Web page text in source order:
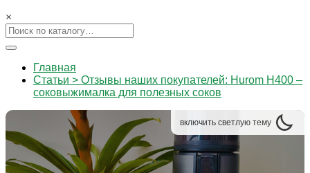
×
Главная
Статьи > Отзывы наших покупателей: Hurom H400 –
соковыжималка для полезных соков
включить светлую тему